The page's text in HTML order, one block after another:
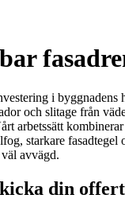
i
och slitage från
starkare
avvägd.
din